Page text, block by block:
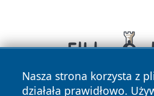
Nasza strona korzysta z
działała prawidłowo.